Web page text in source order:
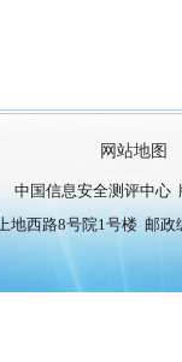
网站地图
中国信息安全测评中心
地西路8号院1号楼 邮